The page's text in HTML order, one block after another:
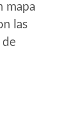
mapa
las
de